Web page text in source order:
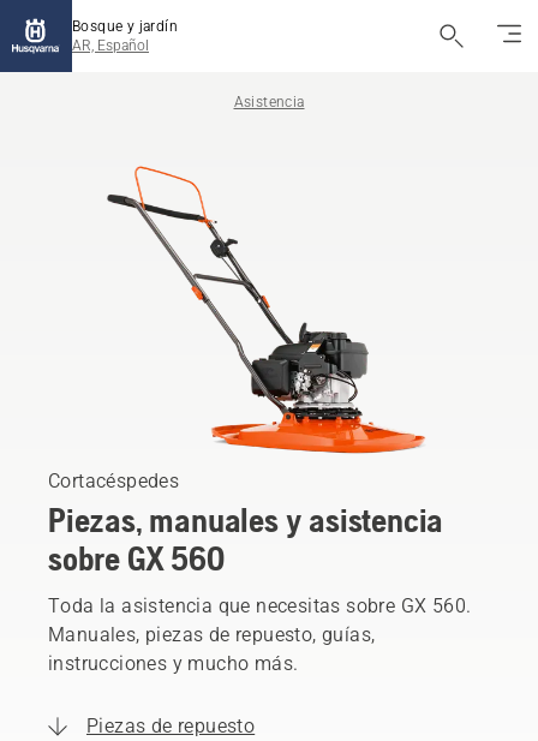
Bosque y jardín
AR, Español
Asistencia
Cortacéspedes
Piezas, manuales y asistencia
sobre GX 560
Toda la asistencia que necesitas sobre GX 560.
Manuales, piezas de repuesto, guías,
instrucciones y mucho más.
Piezas de repuesto